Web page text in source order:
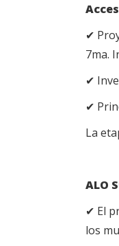
✔
7ma.
✔
✔
La
ALO
✔ El
los